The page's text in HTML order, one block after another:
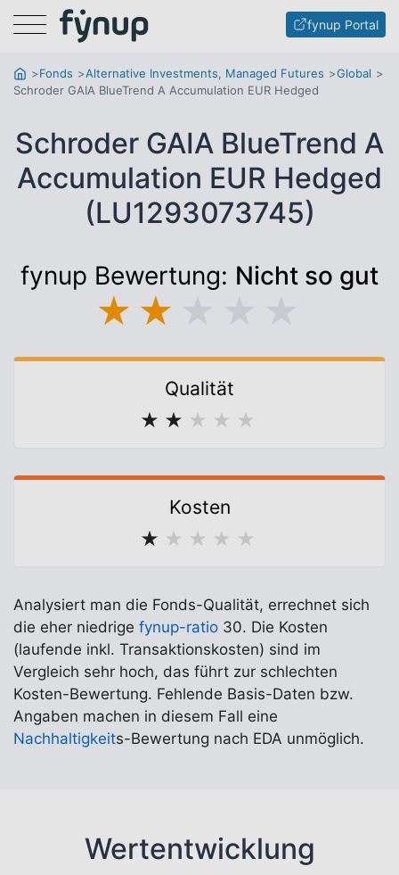
Menu fynup Portal
Fonds Alternative Investments, Managed Futures
Global
Schroder GAIA BlueTrend A Accumulation EUR Hedged
Schroder GAIA BlueTrend A
Accumulation EUR Hedged
(LU1293073745)
fynup Bewertung: Nicht so gut
★ ★
Qualität
★ ★ ★ ★ ★
Kosten
★ ★ ★ ★ ★
Analysiert man die Fonds-Qualität, errechnet sich
die eher niedrige fynup-ratio 30. Die Kosten
(laufende inkl. Transaktionskosten) sind im
Vergleich sehr hoch, das führt zur schlechten
Kosten-Bewertung. Fehlende Basis-Daten bzw.
Angaben machen in diesem Fall eine
Nachhaltigkeits-Bewertung nach EDA unmöglich.
Wertentwicklung